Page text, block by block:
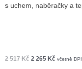
s uchem, naběračky a
2 517Kč 2 265 Kč včetně